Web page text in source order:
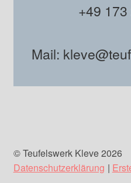
+49
Mail:
© Teufelswerk Kleve 2026
Datenschutzerklärung